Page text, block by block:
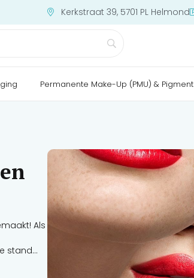
Kerkstraat 39, 5701 PL Helmond
Permanente Make-Up (PMU) & Pigment
Als
stand
pen).